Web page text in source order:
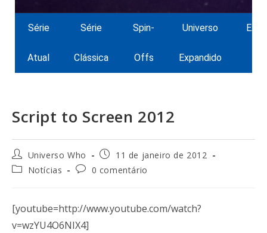
Série
Atual
Série
Clássica
Spin-
Offs
Universo
Expandido
Script to Screen 2012
Universo Who
11 de janeiro de 2012
Notícias
0 comentário
[youtube=http://www.youtube.com/watch?
v=wzYU4O6NIX4]